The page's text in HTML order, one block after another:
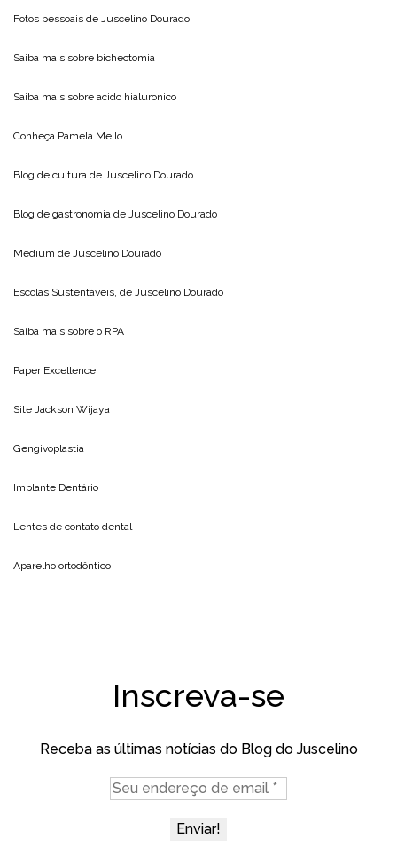
Fotos pessoais de Juscelino Dourado
Saiba mais sobre bichectomia
Saiba mais sobre acido hialuronico
Conheça Pamela Mello
Blog de cultura de Juscelino Dourado
Blog de gastronomia de Juscelino Dourado
Medium de Juscelino Dourado
Escolas Sustentáveis, de Juscelino Dourado
Saiba mais sobre o RPA
Paper Excellence
Site Jackson Wijaya
Gengivoplastia
Implante Dentário
Lentes de contato dental
Aparelho ortodôntico
Inscreva-se
Receba as últimas notícias do Blog do Juscelino